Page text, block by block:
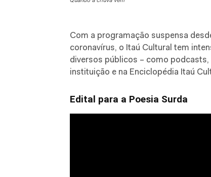
Com a programação suspensa
coronavírus, o Itaú Cultural tem
diversos públicos – como podcasts,
instituição e na Enciclopédia Itaú
Edital para a Poesia Surda